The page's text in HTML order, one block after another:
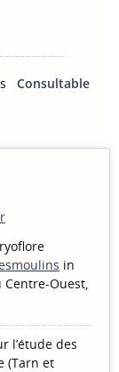
Consultable
in
Ouest,
l’étude des
(Tarn et